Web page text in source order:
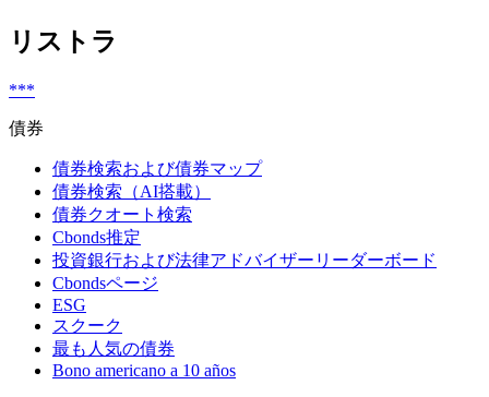
リストラ
***
債券
債券検索および債券マップ
債券検索（AI搭載）
債券クオート検索
Cbonds推定
投資銀行および法律アドバイザーリーダーボード
Cbondsページ
ESG
スクーク
最も人気の債券
Bono americano a 10 años